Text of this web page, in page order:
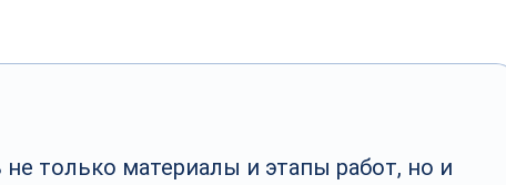
только материалы и этапы работ, но и